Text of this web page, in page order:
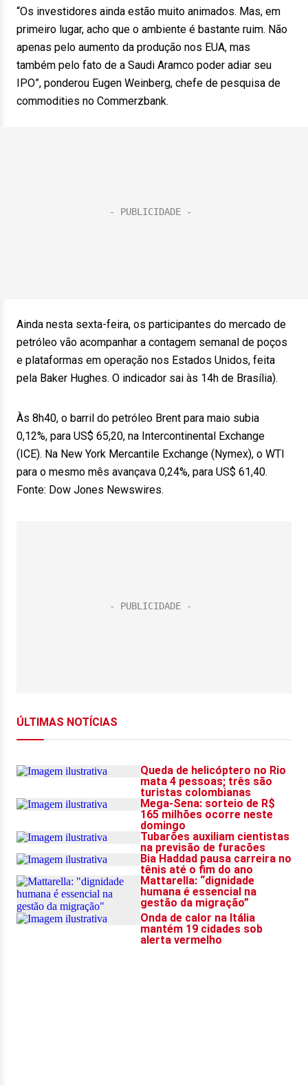
“Os investidores ainda estão muito animados. Mas, em
primeiro lugar, acho que o ambiente é bastante ruim. Não
apenas pelo aumento da produção nos EUA, mas
também pelo fato de a Saudi Aramco poder adiar seu
IPO”, ponderou Eugen Weinberg, chefe de pesquisa de
commodities no Commerzbank.
Ainda nesta sexta-feira, os participantes do mercado de
petróleo vão acompanhar a contagem semanal de poços
e plataformas em operação nos Estados Unidos, feita
pela Baker Hughes. O indicador sai às 14h de Brasília).
Às 8h40, o barril do petróleo Brent para maio subia
0,12%, para US$ 65,20, na Intercontinental Exchange
(ICE). Na New York Mercantile Exchange (Nymex), o WTI
para o mesmo mês avançava 0,24%, para US$ 61,40.
Fonte: Dow Jones Newswires.